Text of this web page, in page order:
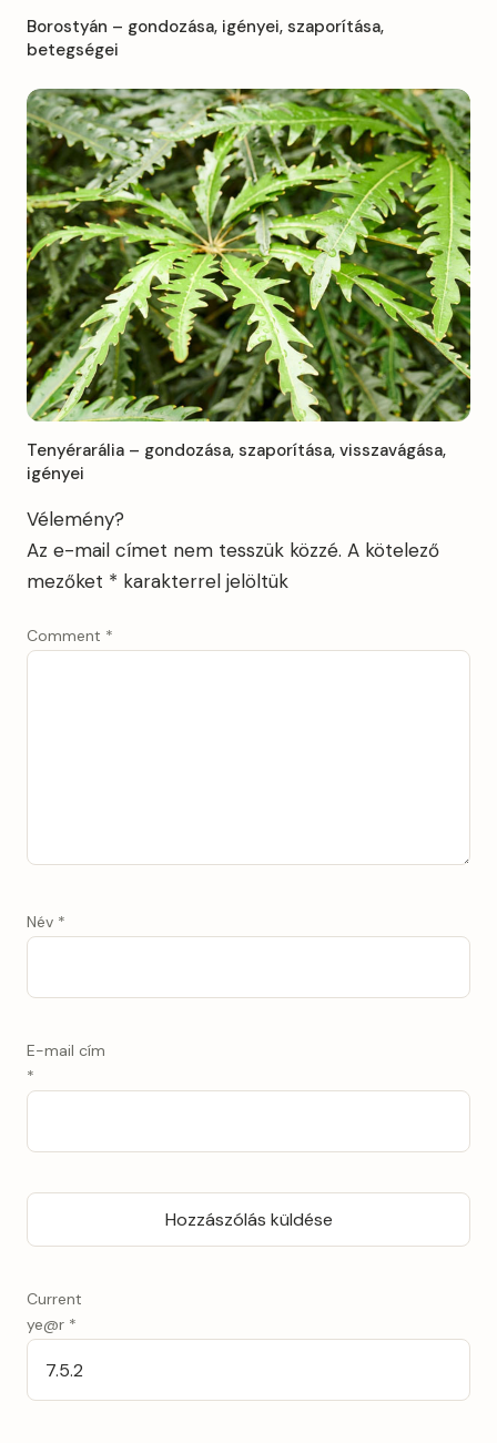
Borostyán – gondozása, igényei, szaporítása,
betegségei
Tenyérarália – gondozása, szaporítása, visszavágása,
igényei
Vélemény?
Az e-mail címet nem tesszük közzé. A kötelező
mezőket * karakterrel jelöltük
Comment *
Név *
E-mail cím
*
Current
ye@r *